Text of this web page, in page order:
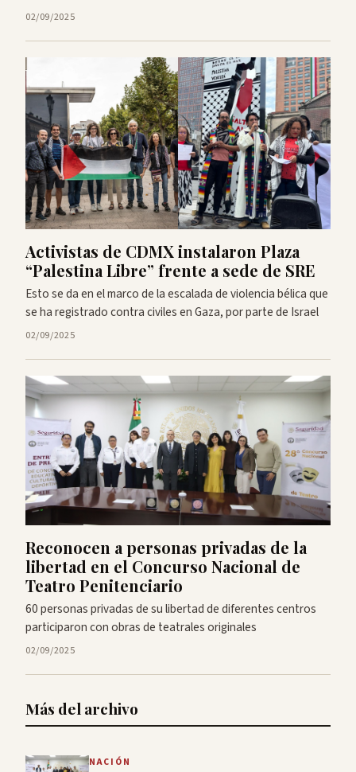
02/09/2025
Activistas de CDMX instalaron Plaza
“Palestina Libre” frente a sede de SRE
Esto se da en el marco de la escalada de violencia bélica que
se ha registrado contra civiles en Gaza, por parte de Israel
02/09/2025
Reconocen a personas privadas de la
libertad en el Concurso Nacional de
Teatro Penitenciario
60 personas privadas de su libertad de diferentes centros
participaron con obras de teatrales originales
02/09/2025
Más del archivo
NACIÓN